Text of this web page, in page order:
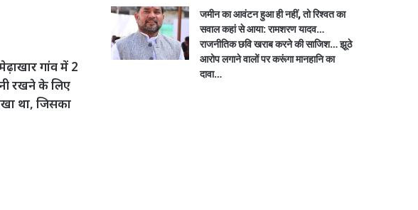
गांव में 2
रखने के लिए
था, जिसका
जमीन का आवंटन हुआ ही नहीं, तो रिश्वत का
सवाल कहां से आया: रामशरण यादव…
राजनीतिक छवि खराब करने की साजिश… झूठे
आरोप लगाने वालों पर करूंगा मानहानि का
दावा…